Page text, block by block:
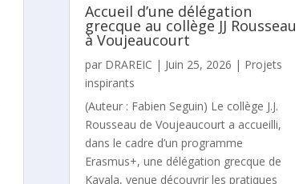
Accueil d’une délégation
grecque au collège JJ Rousseau
à Voujeaucourt
par DRAREIC | Juin 25, 2026 | Projets
inspirants
(Auteur : Fabien Seguin) Le collège J.J.
Rousseau de Voujeaucourt a accueilli,
dans le cadre d’un programme
Erasmus+, une délégation grecque de
Kavala, venue découvrir les pratiques